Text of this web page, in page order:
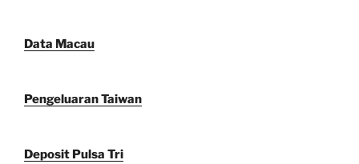
Data Macau
Pengeluaran Taiwan
Deposit Pulsa Tri